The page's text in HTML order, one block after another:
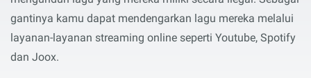
gantinya kamu dapat mendengarkan lagu mereka melalui
layanan-layanan streaming online seperti Youtube, Spotify
dan Joox.